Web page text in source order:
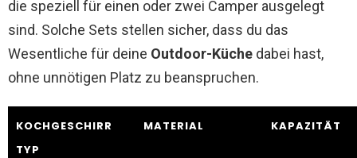
die speziell für einen oder zwei Camper ausgelegt
sind. Solche Sets stellen sicher, dass du das
Wesentliche für deine Outdoor-Küche dabei hast,
ohne unnötigen Platz zu beanspruchen.
KOCHGESCHIRR
TYP
MATERIAL KAPAZITÄT